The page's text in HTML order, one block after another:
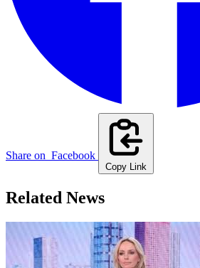
Share on Facebook
Copy Link
Related News